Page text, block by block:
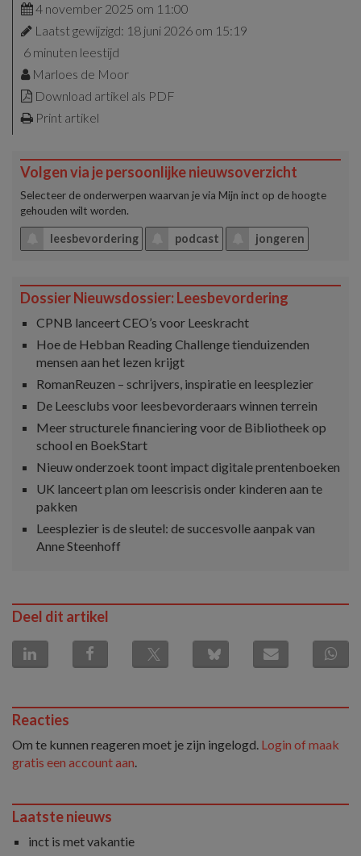
4 november 2025 om 11:00
Laatst gewijzigd: 18 juni 2026 om 15:19
6 minuten leestijd
Marloes de Moor
Download artikel als PDF
Print artikel
Volgen via je persoonlijke nieuwsoverzicht
Selecteer de onderwerpen waarvan je via Mijn inct op de hoogte
gehouden wilt worden.
leesbevordering podcast jongeren
Dossier Nieuwsdossier: Leesbevordering
CPNB lanceert CEO’s voor Leeskracht
Hoe de Hebban Reading Challenge tienduizenden
mensen aan het lezen krijgt
RomanReuzen – schrijvers, inspiratie en leesplezier
De Leesclubs voor leesbevorderaars winnen terrein
Meer structurele financiering voor de Bibliotheek op
school en BoekStart
Nieuw onderzoek toont impact digitale prentenboeken
UK lanceert plan om leescrisis onder kinderen aan te
pakken
Leesplezier is de sleutel: de succesvolle aanpak van
Anne Steenhoff
Deel dit artikel
Reacties
Om te kunnen reageren moet je zijn ingelogd. Login of maak
gratis een account aan.
Laatste nieuws
inct is met vakantie